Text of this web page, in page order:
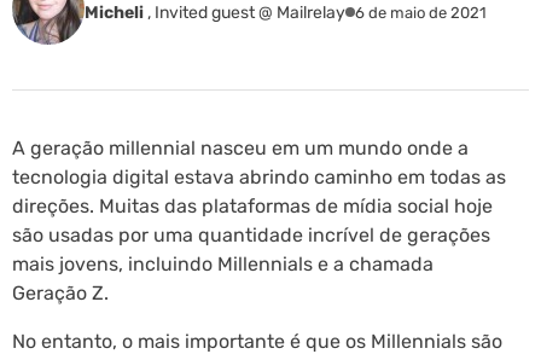
Micheli , Invited guest @ Mailrelay 6 de maio de 2021
A geração millennial nasceu em um mundo onde a
tecnologia digital estava abrindo caminho em todas as
direções. Muitas das plataformas de mídia social hoje
são usadas por uma quantidade incrível de gerações
mais jovens, incluindo Millennials e a chamada
Geração Z.
No entanto, o mais importante é que os Millennials são